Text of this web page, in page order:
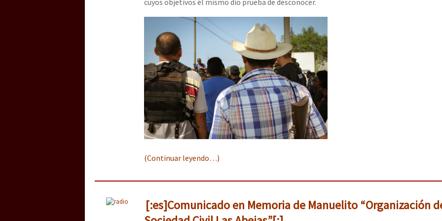
cuyos objetivos él mismo dio prueba de desconocer.
(Continuar leyendo…)
[:es]Comunicado en Memoria de Manuelito “Organización